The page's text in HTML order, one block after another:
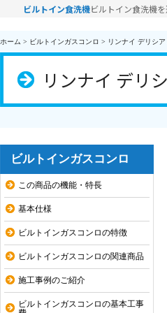
ビルトイン食洗機ビルトイン食洗機
ホーム > ビルトインガスコンロ > リンナイ デリシ
リンナイ デリ
ビルトインガスコンロ
この商品の機能・特長
基本仕様
ビルトインガスコンロの特徴
ビルトインガスコンロの関連商品
施工事例のご紹介
ビルトインガスコンロの基本工事